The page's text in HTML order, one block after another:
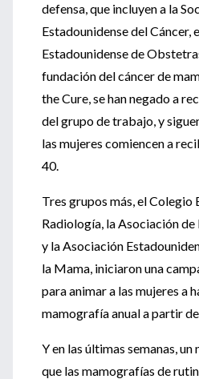
defensa, que incluyen a la
Estadounidense del Cáncer,
Estadounidense de
fundación del cáncer de
the Cure, se han negado a
del grupo de trabajo, y
las mujeres comiencen a
40.
Tres grupos más, el Colegio
Radiología, la Asociación
y la Asociación
la Mama, iniciaron una
para animar a las mujeres a
mamografía anual a partir
Y en las últimas semanas,
que las mamografías de